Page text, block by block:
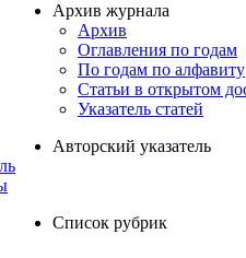
Архив журнала
Архив
Оглавления по годам
По годам по алфавиту
Статьи в открытом
Указатель статей
Авторский указатель
Список рубрик